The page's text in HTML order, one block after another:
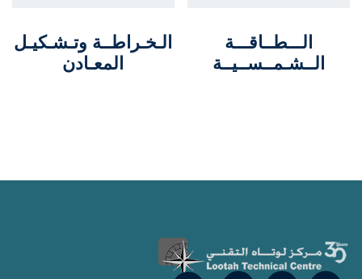
الـــطــاقـــة
الــشـمــســيــة
الـخـراطــة وتـشـكيـل
المعـادن